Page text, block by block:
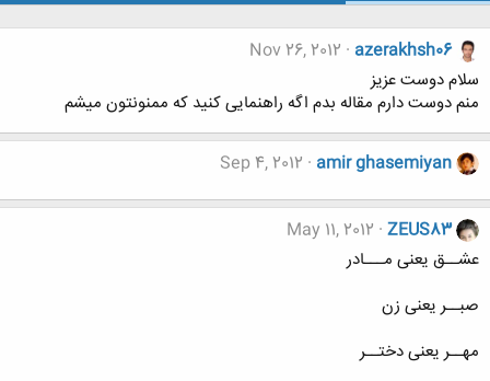
azerakhsh06
Nov 26, 2012
سلام دوست عزیز
منم دوست دارم مقاله بدم اگه راهنمایی کنید که ممنونتون میشم
amir ghasemiyan
Sep 4, 2012
ZEUS83
May 11, 2012
عشــق یعنی مـــادر
صبــر یعنی زن
مهــر یعنی دختــر